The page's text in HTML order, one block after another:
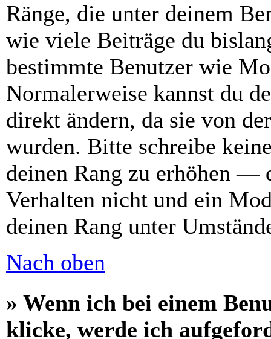
Ränge, die unter deinem
wie viele Beiträge du
bestimmte Benutzer wie
Normalerweise kannst du
direkt ändern, da sie von
wurden. Bitte schreibe
deinen Rang zu erhöhen —
Verhalten nicht und ein
deinen Rang unter
Nach oben
» Wenn ich bei einem
klicke, werde ich